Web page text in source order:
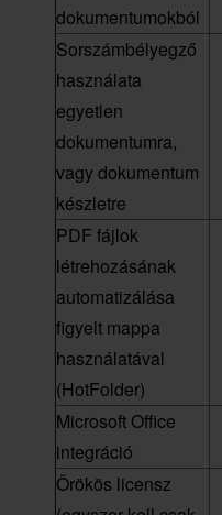
dokumentumokból
Sorszámbélyegző
használata
egyetlen
dokumentumra,
vagy dokumentum
készletre
PDF fájlok
létrehozásának
automatizálása
figyelt mappa
használatával
(HotFolder)
Microsoft Office
integráció
Örökös licensz